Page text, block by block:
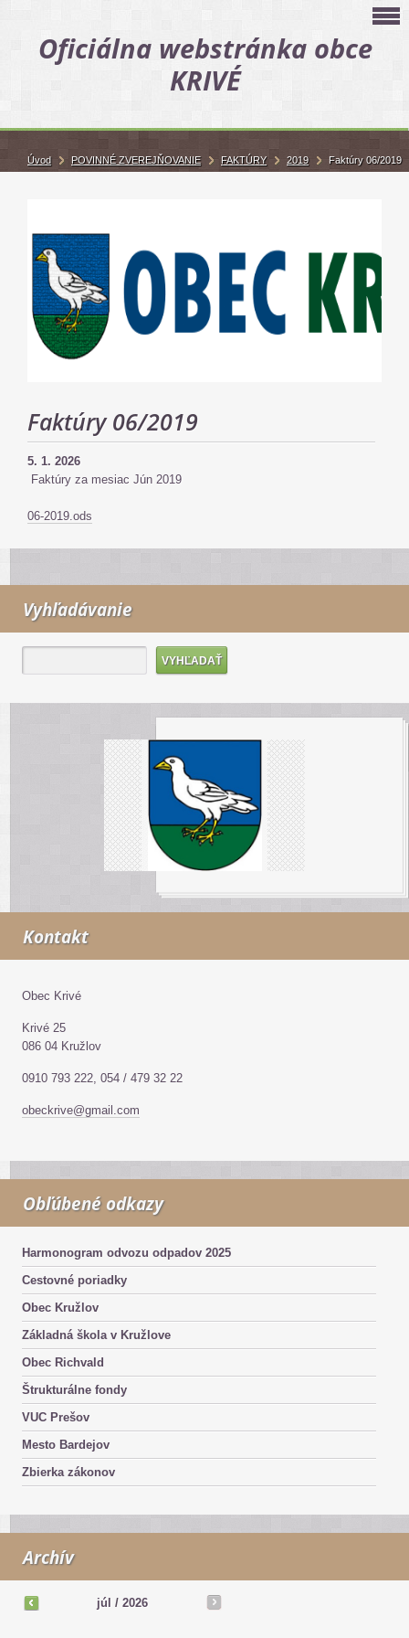
Oficiálna webstránka obce
KRIVÉ
Faktúry 06/2019
5. 1. 2026
Faktúry za mesiac Jún 2019
06-2019.ods
Vyhľadávanie
Kontakt
Obec Krivé
Krivé 25
086 04 Kružlov
0910 793 222, 054 / 479 32 22
obeckrive@gmail.com
Obľúbené odkazy
Harmonogram odvozu odpadov 2025
Cestovné poriadky
Obec Kružlov
Základná škola v Kružlove
Obec Richvald
Štrukturálne fondy
VUC Prešov
Mesto Bardejov
Zbierka zákonov
Archív
júl / 2026
Úvod POVINNÉ ZVEREJŇOVANIE FAKTÚRY 2019 Faktúry 06/2019